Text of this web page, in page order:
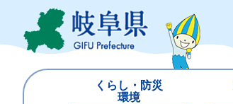
ジ
ュ
くらし・防災
環境